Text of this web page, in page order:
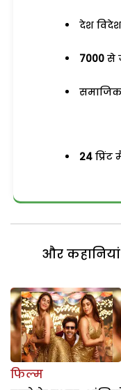
देश
7000 से
24
और
फिल्म